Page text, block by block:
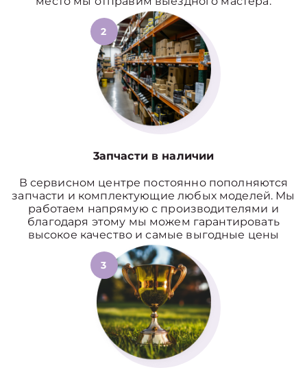
2
3апчасти в наличии
В сервисном центре постоянно пополняются
запчасти и комплектующие любых моделей. Мы
работаем напрямую с производителями и
благодаря этому мы можем гарантировать
высокое качество и самые выгодные цены
3